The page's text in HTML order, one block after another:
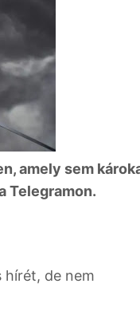
amely sem
Telegramon.
hírét, de nem